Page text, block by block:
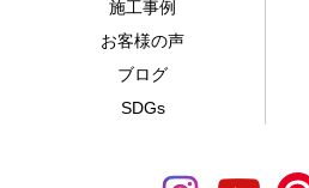
施工事例
お客様の声
ブログ
SDGs